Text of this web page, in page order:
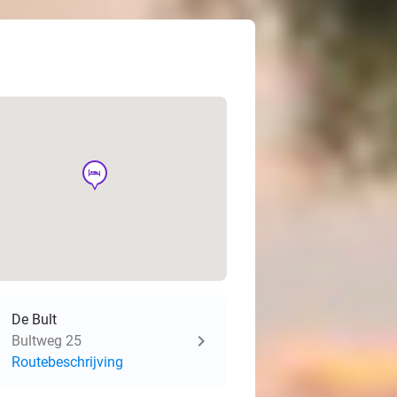
hotel
De Bult
Bultweg 25
Routebeschrijving